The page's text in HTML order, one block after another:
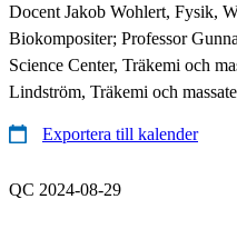
Docent Jakob Wohlert, Fysik,
Biokompositer; Professor
Science Center, Träkemi och
Lindström, Träkemi och
Exportera till kalender
QC 2024-08-29